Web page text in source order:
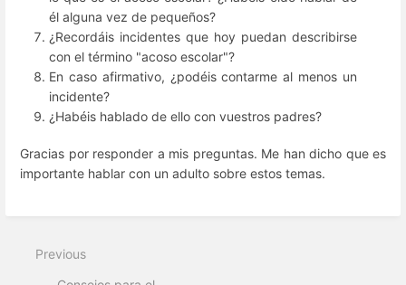
él alguna vez de pequeños?
¿Recordáis incidentes que hoy puedan describirse
con el término "acoso escolar"?
En caso afirmativo, ¿podéis contarme al menos un
incidente?
¿Habéis hablado de ello con vuestros padres?
Gracias por responder a mis preguntas. Me han dicho que es
importante hablar con un adulto sobre estos temas.
mode
Previous